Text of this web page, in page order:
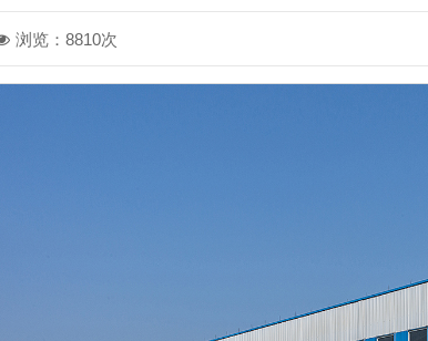
浏览：8810次